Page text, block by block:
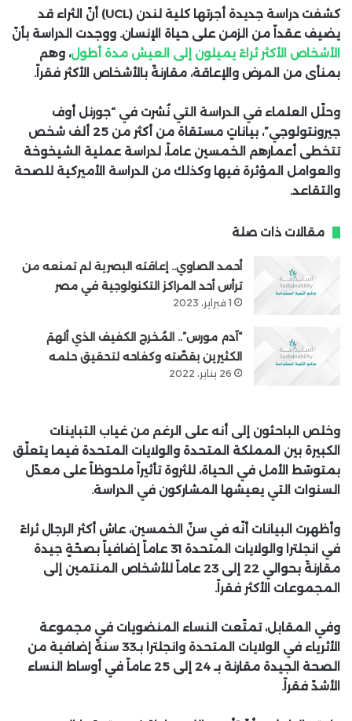
كشفت دراسة جديدة أجرتها كلية لندن (UCL) أنّ الثراء قد
يضيف عقداً من الزمن على حياة الإنسان. ووجدت الدراسة بأنّ
الأشخاص الأكثر ثراءً يميلون إلى العيش مدة أطول، وهم
بمنأى من المرض والإعاقة، مقارنةً بالأشخاص الأكثر فقراً.
وحلّل العلماء في الدراسة التي نُشرت في “جورنل أوف
جيرونتولوجي”، بياناتٍ مستقاة من أكثر من 25 ألف شخص
تتخطى أعمارهم الخمسين عاماً، لدراسة عملية الشيخوخة
والعوامل المؤثرة فيها وكذلك من الدراسة الأميركية للصحة
والتقاعد.
مقالات ذات صلة
أحمد الصاوي.. إعاقته البصرية لم تمنعه من
ترأس أحد المراكز التكنولوجية في مصر
1 فبراير، 2023
“آدم مورس”.. المُخرج الكفيف الذي ألهمَ
الكثيرين بقصّته وكفاحه لتحقيق حلمه
26 يناير، 2022
وخلص الباحثون إلى أنه على الرغم من غياب التباينات
الكبيرة بين المملكة المتحدة والولايات المتحدة فيما يتعلّق
بمتوسّط الأمل في الحياة، للثروة تأثيراً ملحوظاً على معدّل
السنوات التي يعيشها المشاركون في الدراسة.
وأظهرت البيانات أنّه في سنّ الخمسين، عاش أكثر الرجال ثراءً
في انجلترا والولايات المتحدة 31 عاماً إضافياً بصحّةٍ جيدة
مقارنةً بحوالي 22 إلى 23 عاماً للأشخاص المنتمين إلى
المجموعات الأكثر فقراً.
وفي المقابل، تمتّعت النساء المنضويات في مجموعة
الأثرياء في الولايات المتحدة وانجلترا بـ33 سنةً إضافية من
الصحة الجيدة مقارنة بـ 24 إلى 25 عاماً في أوساط النساء
الأشدّ فقراً.